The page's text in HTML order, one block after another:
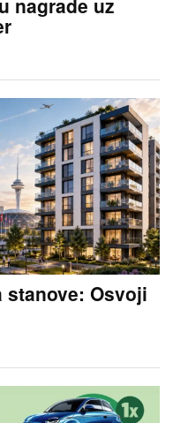
nagrade uz
stanove: Osvoji